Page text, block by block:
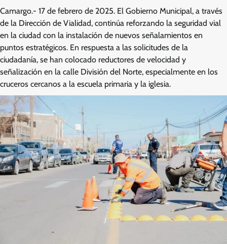
Camargo.- 17 de febrero de 2025. El Gobierno Municipal, a través
de la Dirección de Vialidad, continúa reforzando la seguridad vial
en la ciudad con la instalación de nuevos señalamientos en
puntos estratégicos. En respuesta a las solicitudes de la
ciudadanía, se han colocado reductores de velocidad y
señalización en la calle División del Norte, especialmente en los
cruceros cercanos a la escuela primaria y la iglesia.